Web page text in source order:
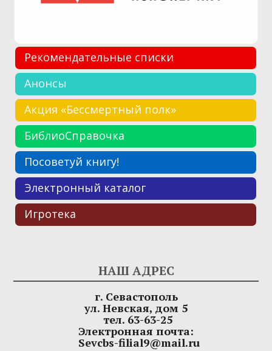
Рекомендательные списки
Анонсы
Акция «Бессмертный полк»
БиблиоСправочка
Посоветуй книгу!
Электронный каталог
Игротека
НАШ АДРЕС
г. Севастополь
ул. Невская, дом 5
тел. 63-63-25
Электронная почта:
Sevcbs-filial9@mail.ru